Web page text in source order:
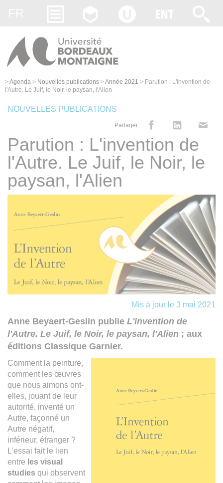
>Agenda > Nouvelles publications >Année 2021 > Parution : L'invention de
l'Autre. Le Juif, le Noir, le paysan, l'Alien
NOUVELLES PUBLICATIONS
Partager
Parution : L'invention de
l'Autre. Le Juif, le Noir, le
paysan, l'Alien
Mis à jour le 3 mai 2021
Anne Beyaert-Geslin publie L'invention de
l'Autre. Le Juif, le Noir, le paysan, l'Alien ; aux
éditions Classique Garnier.
Comment la peinture,
comment les œuvres
que nous aimons ont-
elles, jouant de leur
autorité, inventé un
Autre, façonné un
Autre négatif,
inférieur, étranger ?
L’essai fait le lien
entre les visual
studies qui observent